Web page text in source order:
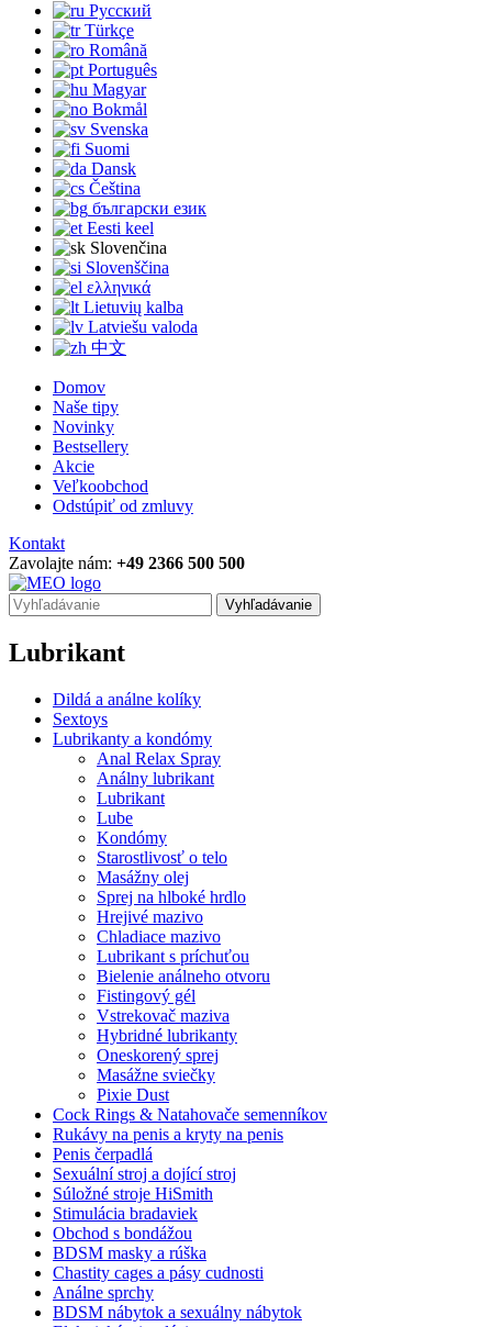
Русский
Türkçe
Română
Português
Magyar
Bokmål
Svenska
Suomi
Dansk
Čeština
български език
Eesti keel
Slovenčina
Slovenščina
ελληνικά
Lietuvių kalba
Latviešu valoda
中文
Domov
Naše tipy
Novinky
Bestsellery
Akcie
Veľkoobchod
Odstúpiť od zmluvy
Kontakt
Zavolajte nám: +49 2366 500 500
Vyhľadávanie
Lubrikant
Dildá a análne kolíky
Sextoys
Lubrikanty a kondómy
Anal Relax Spray
Análny lubrikant
Lubrikant
Lube
Kondómy
Starostlivosť o telo
Masážny olej
Sprej na hlboké hrdlo
Hrejivé mazivo
Chladiace mazivo
Lubrikant s príchuťou
Bielenie análneho otvoru
Fistingový gél
Vstrekovač maziva
Hybridné lubrikanty
Oneskorený sprej
Masážne sviečky
Pixie Dust
Cock Rings & Natahovače semenníkov
Rukávy na penis a kryty na penis
Penis čerpadlá
Sexuální stroj a dojící stroj
Súložné stroje HiSmith
Stimulácia bradaviek
Obchod s bondážou
BDSM masky a rúška
Chastity cages a pásy cudnosti
Análne sprchy
BDSM nábytok a sexuálny nábytok